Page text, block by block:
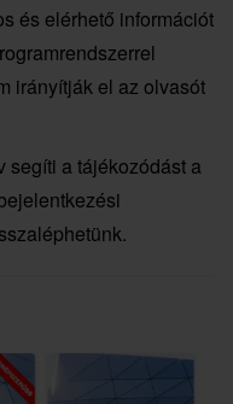
és elérhető információt
irányítják el az olvasót
segíti a tájékozódást a